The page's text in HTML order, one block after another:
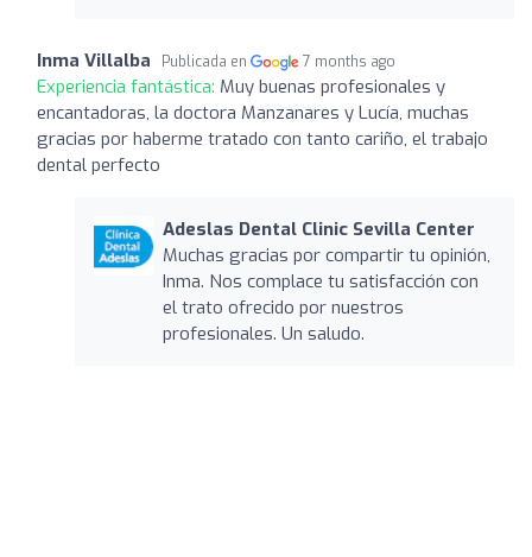
Inma Villalba Publicada en 7 months ago
Experiencia fantástica: Muy buenas profesionales y
encantadoras, la doctora Manzanares y Lucía, muchas
gracias por haberme tratado con tanto cariño, el trabajo
dental perfecto
Adeslas Dental Clinic Sevilla Center
Muchas gracias por compartir tu opinión,
Inma. Nos complace tu satisfacción con
el trato ofrecido por nuestros
profesionales. Un saludo.